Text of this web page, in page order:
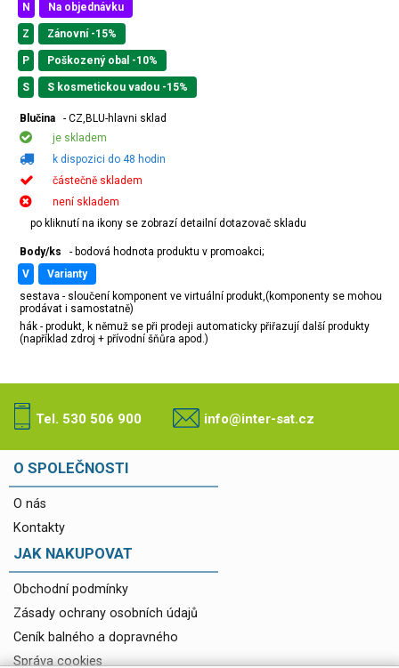
N Na objednávku
Z Zánovní -15%
P Poškozený obal -10%
S S kosmetickou vadou -15%
Blučina
- CZ,BLU-hlavni sklad
je skladem
k dispozici do 48 hodin
částečně skladem
není skladem
po kliknutí na ikony se zobrazí detailní dotazovač skladu
Body/ks
- bodová hodnota produktu v promoakci;
v
varianty
sestava - sloučení komponent ve virtuální produkt,(komponenty se mohou
prodávat i samostatně)
hák - produkt, k němuž se při prodeji automaticky přiřazují další produkty
(například zdroj + přívodní šňůra apod.)
Tel. 530 506 900 info@inter-sat.cz
O SPOLEČNOSTI
O nás
Kontakty
JAK NAKUPOVAT
Obchodní podmínky
Zásady ochrany osobních údajů
Ceník balného a dopravného
Správa cookies